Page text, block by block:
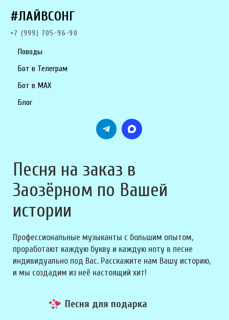
#ЛАЙВСОНГ
+7 (999) 705-96-90
Поводы
Бот в Телеграм
Бот в MAX
Блог
Песня на заказ в
Заозёрном по Вашей
истории
Профессиональные музыканты с большим опытом,
проработают каждую букву и каждую ноту в песне
индивидуально под Вас. Расскажите нам Вашу историю,
и мы создадим из неё настоящий хит!
Песня для подарка